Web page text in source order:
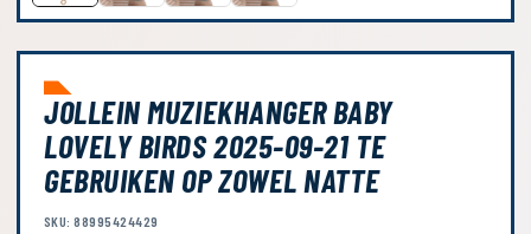
JOLLEIN MUZIEKHANGER BABY
LOVELY BIRDS 2025-09-21 TE
GEBRUIKEN OP ZOWEL NATTE
SKU: 88995424429